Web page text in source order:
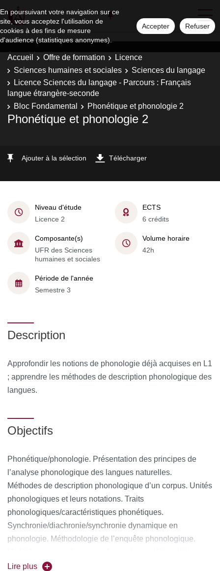
En poursuivant votre navigation sur ce
site, vous acceptez l'utilisation de
cookies à des fins de mesure
d'audience (statistiques anonymes).
Accepter Refuser
Accueil Offre de formation
Licence
Sciences humaines et sociales
Sciences du langage
Licence Sciences du langage - Parcours : Français
langue étrangère-seconde
Bloc Fondamental
Phonétique et phonologie 2
Phonétique et phonologie 2
Ajouter à la sélection Télécharger
Niveau d'étude
Licence 2
ECTS
6 crédits
Composante(s)
UFR des Sciences
humaines et sociales
Volume horaire
42h
Période de l'année
Semestre 3
Description
Approfondir les notions de phonologie déjà acquises en L1
; apprendre les méthodes de description phonologique des
langues.
Objectifs
Phonétique/phonologie. Présentation des principes de
l’analyse phonologique des langues naturelles.
Méthodes de description phonologique d’un corpus. Unités
phonologiques et leurs notations. Traits
phonologiques/caractéristiques phonétiques.
Synchronie/diachronie/synchronie dynamique en
phonologie. Méthodologie de l’enquête phonologique.
des faits phonologiques. Apports de la phonétique
Lire plus